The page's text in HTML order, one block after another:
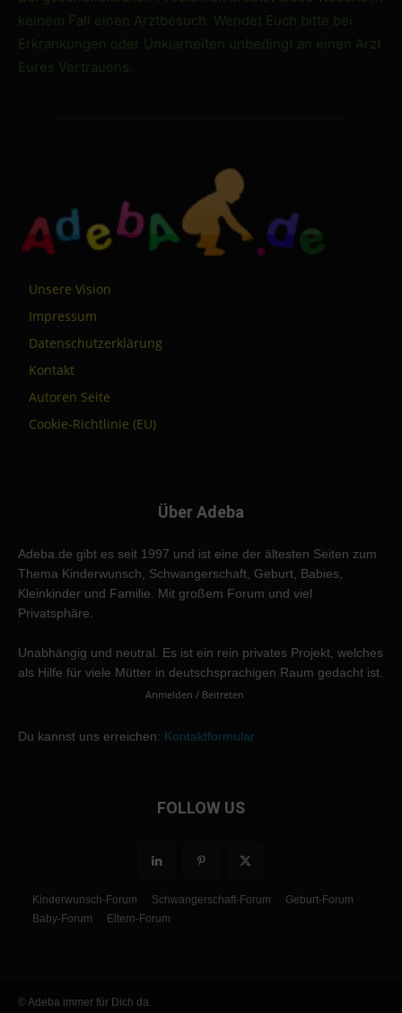
keinem Fall einen Arztbesuch. Wendet Euch bitte bei
Erkrankungen oder Unklarheiten unbedingt an einen Arzt
Eures Vertrauens.
Unsere Vision
Impressum
Datenschutzerklärung
Kontakt
Autoren Seite
Cookie-Richtlinie (EU)
Über Adeba
Adeba.de gibt es seit 1997 und ist eine der ältesten Seiten zum
Thema Kinderwunsch, Schwangerschaft, Geburt, Babies,
Kleinkinder und Familie. Mit großem Forum und viel
Privatsphäre.
Unabhängig und neutral. Es ist ein rein privates Projekt, welches
als Hilfe für viele Mütter in deutschsprachigen Raum gedacht ist.
Anmelden / Beitreten
Du kannst uns erreichen: Kontaktformular
FOLLOW US
Kinderwunsch-Forum Schwangerschaft-Forum
Geburt-Forum
Baby-Forum
Eltern-Forum
© Adeba immer für Dich da.